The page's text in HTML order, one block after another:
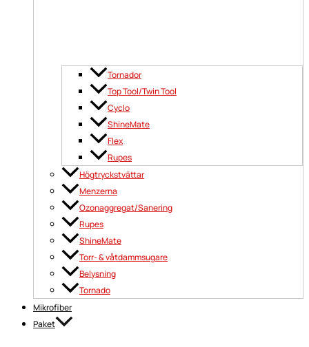
Tornador
Top Tool/Twin Tool
Cyclo
ShineMate
Flex
Rupes
Högtryckstvättar
Menzerna
Ozonaggregat/Sanering
Rupes
ShineMate
Torr- & våtdammsugare
Belysning
Tornado
Mikrofiber
Paket